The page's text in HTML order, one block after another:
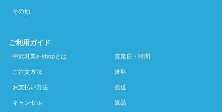
その他
ご利用ガイド
中沢乳業e-shopとは
営業日・時間
ご注文方法
送料
お支払い方法
発送
キャンセル
返品